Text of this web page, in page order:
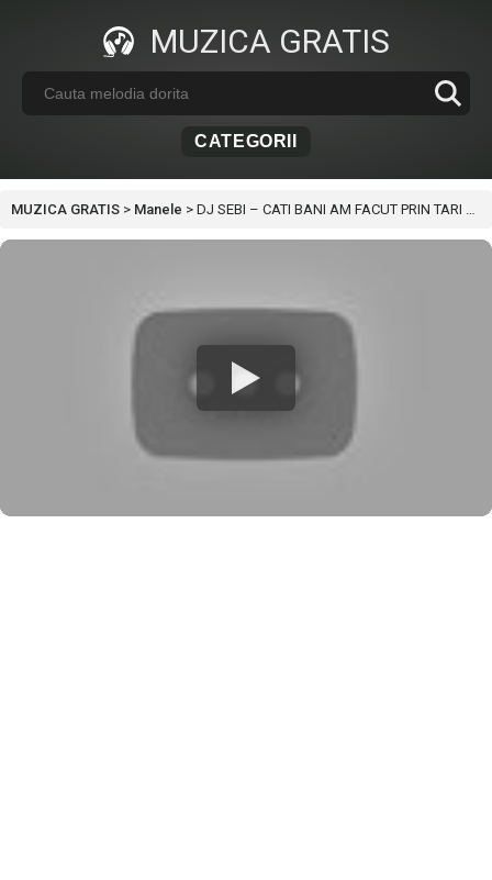
MUZICA GRATIS
CATEGORII
MUZICA GRATIS > Manele > DJ SEBI – CATI BANI AM FACUT PRIN TARI STRAINE